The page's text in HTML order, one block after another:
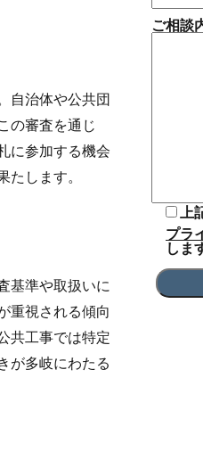
自治体や公共団
の審査を通じ
に参加する機会
します。
基準や取扱いに
重視される傾向
共工事では特定
が多岐にわたる
ご相談
プラ
しま